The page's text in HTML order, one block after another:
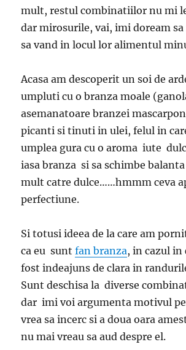
mult, restul combinatiilor nu mi
dar mirosurile, vai, imi doream sa
sa vand in locul lor alimentul
Acasa am descoperit un soi de
umpluti cu o branza moale
asemanatoare branzei
picanti si tinuti in ulei, felul in
umplea gura cu o aroma iute
iasa branza si sa schimbe
mult catre dulce……hmmm ceva
perfectiune.
Si totusi ideea de la care am
ca eu suntfan branza, in cazul in
fost indeajuns de clara in
Sunt deschisa la diverse
dar imi voi argumenta motivul
vrea sa incerc si a doua oara
nu mai vreau sa aud despre el.